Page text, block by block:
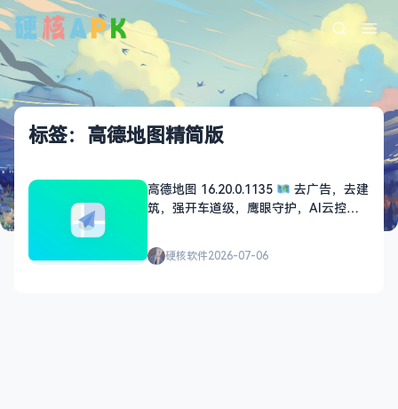
标签：高德地图精简版
高德地图 16.20.0.1135
去广告，去建
筑，强开车道级，鹰眼守护，AI云控红
硬核软件2026-07-06